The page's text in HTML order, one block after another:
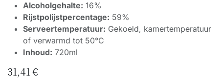
Alcoholgehalte: 16%
Rijstpolijstpercentage: 59%
Serveertemperatuur: Gekoeld, kamertemperatuur
of verwarmd tot 50°C
Inhoud: 720ml
31,41€